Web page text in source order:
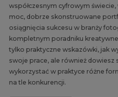
współczesnym cyfrowym
moc, dobrze skonstruowane
osiągnięcia sukcesu w branży
kompletnym poradniku
tylko praktyczne wskazówki, jak
swoje prace, ale również dowiesz
wykorzystać w praktyce różne
na tle konkurencji.